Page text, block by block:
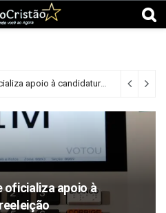
Federação PSOL-Rede oficializa apoio à candidatura de Lula à reeleição
oficializa apoio à